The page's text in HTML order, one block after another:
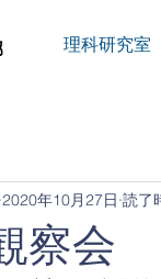
理科研究室
察会
2020年10月27日 読了